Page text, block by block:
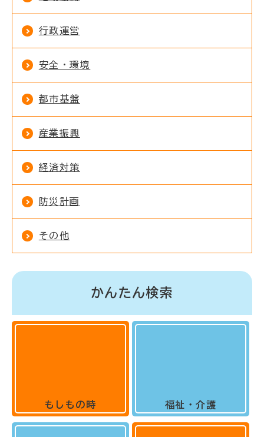
行政運営
安全・環境
都市基盤
産業振興
経済対策
防災計画
その他
かんたん検索
もしもの時 福祉・介護